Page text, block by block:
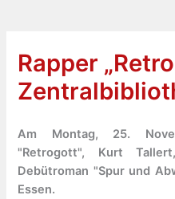
Rapper
Am Montag, 25.
"Retrogott", Kurt
Debütroman "Spur und
Essen.